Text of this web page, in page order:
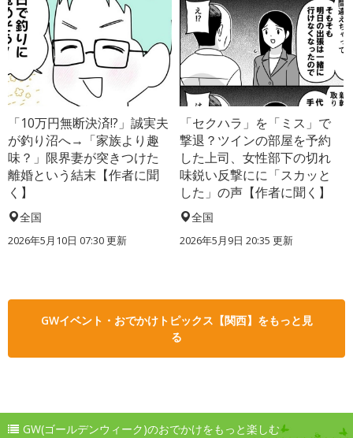
「10万円無断決済!?」誠実夫
が釣り沼へ→「家族より趣
味？」限界妻が突きつけた
離婚という結末【作者に聞
く】
全国
2026年5月10日 07:30 更新
「セクハラ」を「ミス」で
撃退？ツインの部屋を予約
した上司、女性部下の切れ
味鋭い反撃にに「スカッと
した」の声【作者に聞く】
全国
2026年5月9日 20:35 更新
GWイベント・おでかけトピックス【関西】をもっと見
る
GW(ゴールデンウィーク)のおでかけをもっと楽しむ